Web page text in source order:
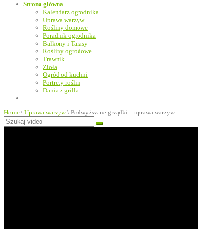
Strona główna
Kalendarz ogrodnika
Uprawa warzyw
Rośliny domowe
Poradnik ogrodnika
Balkony i Tarasy
Rośliny ogrodowe
Trawnik
Zioła
Ogród od kuchni
Portrety roślin
Dania z grilla
Home \ Uprawa warzyw\ Podwyższane grządki – uprawa warzyw